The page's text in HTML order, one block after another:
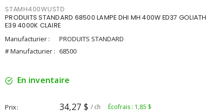
STAMH400WUSTD
PRODUITS STANDARD 68500 LAMPE DHI MH 400W ED37 GOLIATH
E39 4000K CLAIRE
Manufacturier :
PRODUITS STANDARD
# Manufacturier : 68500
En inventaire
Prix 34,27 $ / ch Écofrais : 1,85 $